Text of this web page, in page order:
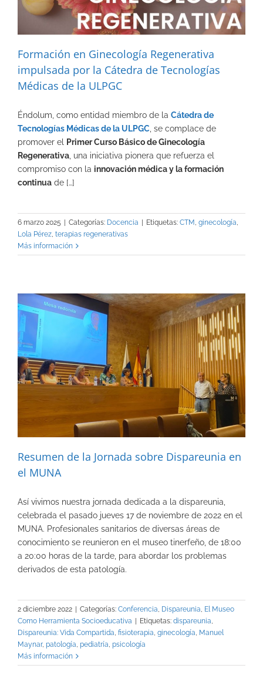
Formación en Ginecología Regenerativa
impulsada por la Cátedra de Tecnologías
Médicas de la ULPGC
Éndolum, como entidad miembro de la Cátedra de
Tecnologías Médicas de la ULPGC, se complace de
promover el Primer Curso Básico de Ginecología
Regenerativa, una iniciativa pionera que refuerza el
compromiso con la innovación médica y la formación
continua de […]
6 marzo 2025 Categorías: Docencia Etiquetas: CTM , ginecología,
Lola Pérez, terapias regenerativas
Más información
Resumen de la Jornada sobre Dispareunia en
el MUNA
Así vivimos nuestra jornada dedicada a la dispareunia,
celebrada el pasado jueves 17 de noviembre de 2022 en el
MUNA. Profesionales sanitarios de diversas áreas de
conocimiento se reunieron en el museo tinerfeño, de 18:00
a 20:00 horas de la tarde, para abordar los problemas
derivados de esta patología.
2 diciembre 2022 | Categorías: Conferencia, Dispareunia, El Museo
Como Herramienta Socioeducativa | Etiquetas: dispareunia,
Dispareunia: Vida Compartida, fisioterapia, ginecología, Manuel
Maynar, patología, pediatría, psicología
Más información